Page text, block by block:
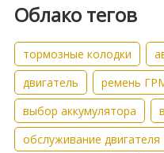
Облако тегов
тормозные колодки
двигатель
ремень
выбор аккумулятора
обслуживание двигателя